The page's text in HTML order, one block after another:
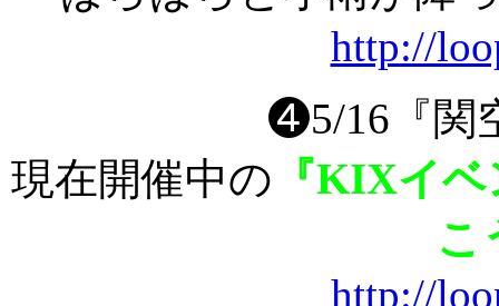
http://
❹5/16『関
現在開催中の 『KIXイ
こ
http://